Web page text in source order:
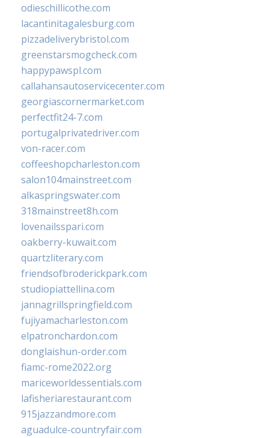
odieschillicothe.com
lacantinitagalesburg.com
pizzadeliverybristol.com
greenstarsmogcheck.com
happypawspl.com
callahansautoservicecenter.com
georgiascornermarket.com
perfectfit24-7.com
portugalprivatedriver.com
von-racer.com
coffeeshopcharleston.com
salon104mainstreet.com
alkaspringswater.com
318mainstreet8h.com
lovenailsspari.com
oakberry-kuwait.com
quartzliterary.com
friendsofbroderickpark.com
studiopiattellina.com
jannagrillspringfield.com
fujiyamacharleston.com
elpatronchardon.com
donglaishun-order.com
fiamc-rome2022.org
mariceworldessentials.com
lafisheriarestaurant.com
915jazzandmore.com
aguadulce-countryfair.com